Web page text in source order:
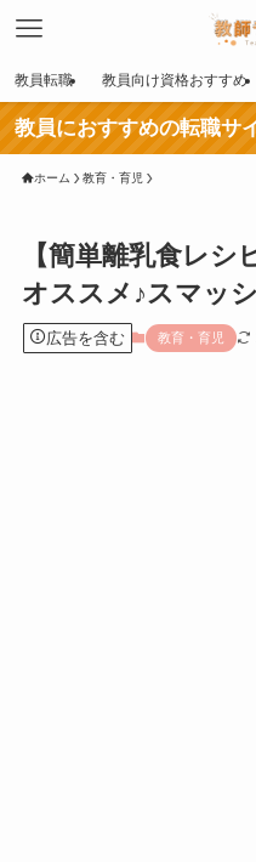
教員転職 教員向け資格おすすめ
教員におすすめの転職サ
ホーム 教育・育児
【簡単離乳食レシ
オススメ♪スマッ
広告を含む 教育・育児